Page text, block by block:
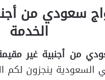
سعودي من
الخدمة
من أجنبية غير
السعودية ينجزون لكم